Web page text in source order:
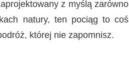
z myślą zarówno
natury, ten pociąg to coś
której nie zapomnisz.